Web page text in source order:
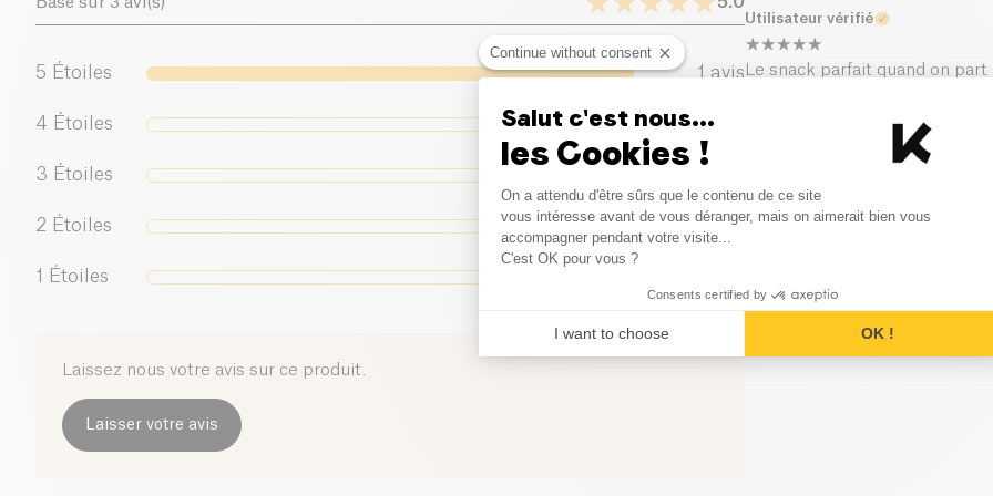
Sel (g)
5 Étoiles 1 avis
4 Étoiles 0 avis
3 Étoiles
2 Étoiles 0 avis
1 Étoiles
Laissez nous votre avis sur ce produit.
Laisser votre avis
Utilisateur vérifié
Le snack parfait quand on part
Continue without consent
Salut c'est nous...
les Cookies !
Consent Management
On a attendu d'être sûrs que le contenu de ce site
vous intéresse avant de vous déranger, mais on aimerait bien vous
accompagner pendant votre visite...
C'est OK pour vous ?
Consents certified by
I want to choose OK !
Axeptio consent